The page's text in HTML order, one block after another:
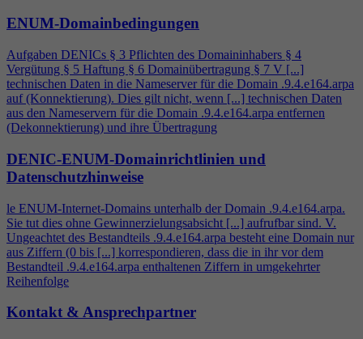
ENUM-Domainbedingungen
Aufgaben DENICs § 3 Pflichten des Domaininhabers § 4
Vergütung § 5 Haftung § 6 Domainübertragung § 7 V [...]
technischen Daten in die Nameserver für die Domain .9.4.e164.arpa
auf (Konnektierung). Dies gilt nicht, wenn [...] technischen Daten
aus den Nameservern für die Domain .9.4.e164.arpa entfernen
(Dekonnektierung) und ihre Übertragung
DENIC-ENUM-Domainrichtlinien und
Datenschutzhinweise
le ENUM-Internet-Domains unterhalb der Domain .9.4.e164.arpa.
Sie tut dies ohne Gewinnerzielungsabsicht [...] aufrufbar sind. V.
Ungeachtet des Bestandteils .9.4.e164.arpa besteht eine Domain nur
aus Ziffern (0 bis [...] korrespondieren, dass die in ihr vor dem
Bestandteil .9.4.e164.arpa enthaltenen Ziffern in umgekehrter
Reihenfolge
Kontakt & Ansprechpartner